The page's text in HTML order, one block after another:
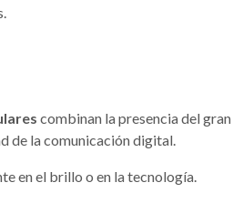
combinan la presencia del gran
de la comunicación digital.
en el brillo o en la tecnología.